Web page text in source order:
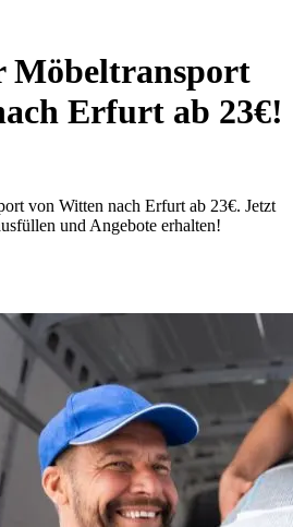
Möbeltransport
Erfurt ab 23€!
von Witten nach Erfurt ab 23€. Jetzt
und Angebote erhalten!